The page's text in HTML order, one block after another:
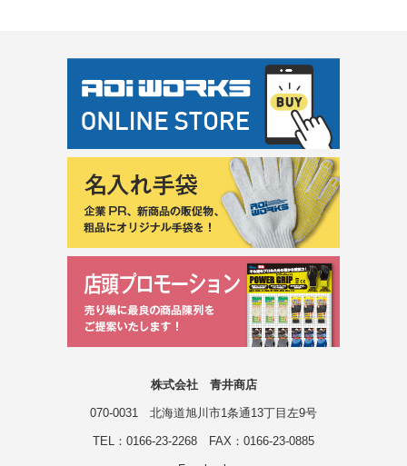
株式会社 青井商店
070-0031 北海道旭川市1条通13丁目左9号
TEL：0166-23-2268 FAX：0166-23-0885